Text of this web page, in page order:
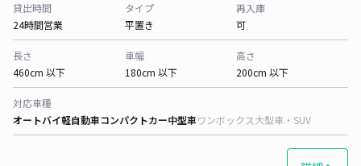
貸出時間
24時間営業
タイプ
平置き
再入庫
可
長さ
460cm 以下
車幅
180cm 以下
高さ
200cm 以下
対応車種
オートバイ軽自動車コンパクトカー中型車ワンボックス大型車・SUV